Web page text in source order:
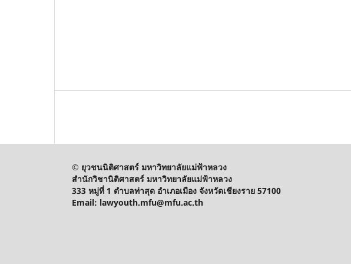
© ยุวชนนิติศาสตร์ มหาวิทยาลัยแม่ฟ้าหลวง
สำนักวิชานิติศาสตร์ มหาวิทยาลัยแม่ฟ้าหลวง
333 หมู่ที่ 1 ตำบลท่าสุด อำเภอเมือง จังหวัดเชียงราย 57100
Email: lawyouth.mfu@mfu.ac.th